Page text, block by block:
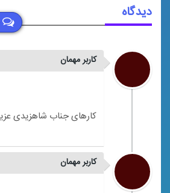
دیدگاه
کاربر مهمان
کاربر مهمان